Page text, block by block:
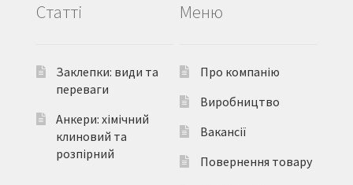
Статті
Заклепки: види та
переваги
Анкери: хімічний
клиновий та
розпірний
Меню
Про компанію
Виробництво
Вакансії
Повернення товару